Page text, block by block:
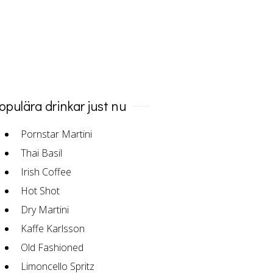
drinkar just nu
Pornstar Martini
Thai Basil
Irish Coffee
Hot Shot
Dry Martini
Kaffe Karlsson
Old Fashioned
Limoncello Spritz